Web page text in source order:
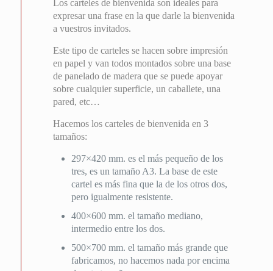
Los carteles de bienvenida son ideales para
expresar una frase en la que darle la bienvenida
a vuestros invitados.
Este tipo de carteles se hacen sobre impresión
en papel y van todos montados sobre una base
de panelado de madera que se puede apoyar
sobre cualquier superficie, un caballete, una
pared, etc…
Hacemos los carteles de bienvenida en 3
tamaños:
297×420 mm. es el más pequeño de los
tres, es un tamaño A3. La base de este
cartel es más fina que la de los otros dos,
pero igualmente resistente.
400×600 mm. el tamaño mediano,
intermedio entre los dos.
500×700 mm. el tamaño más grande que
fabricamos, no hacemos nada por encima